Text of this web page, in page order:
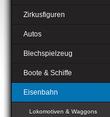
Zirkusfiguren
Autos
Blechspielzeug
Boote & Schiffe
Eisenbahn
Lokomotiven & Waggons